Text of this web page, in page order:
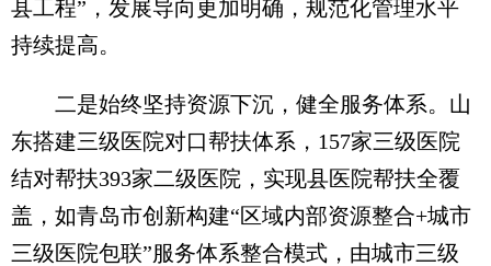
县工程”，发展导向更加明确，规范化管理水平
持续提高。
二是始终坚持资源下沉，健全服务体系。山
东搭建三级医院对口帮扶体系，157家三级医院
结对帮扶393家二级医院，实现县医院帮扶全覆
盖，如青岛市创新构建“区域内部资源整合+城市
三级医院包联”服务体系整合模式，由城市三级